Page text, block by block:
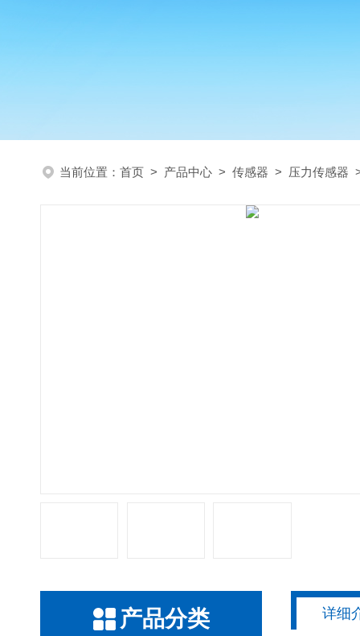
当前位置： 首页 > 产品中心 > 传感器 > 压力传感器
产品分类 详细